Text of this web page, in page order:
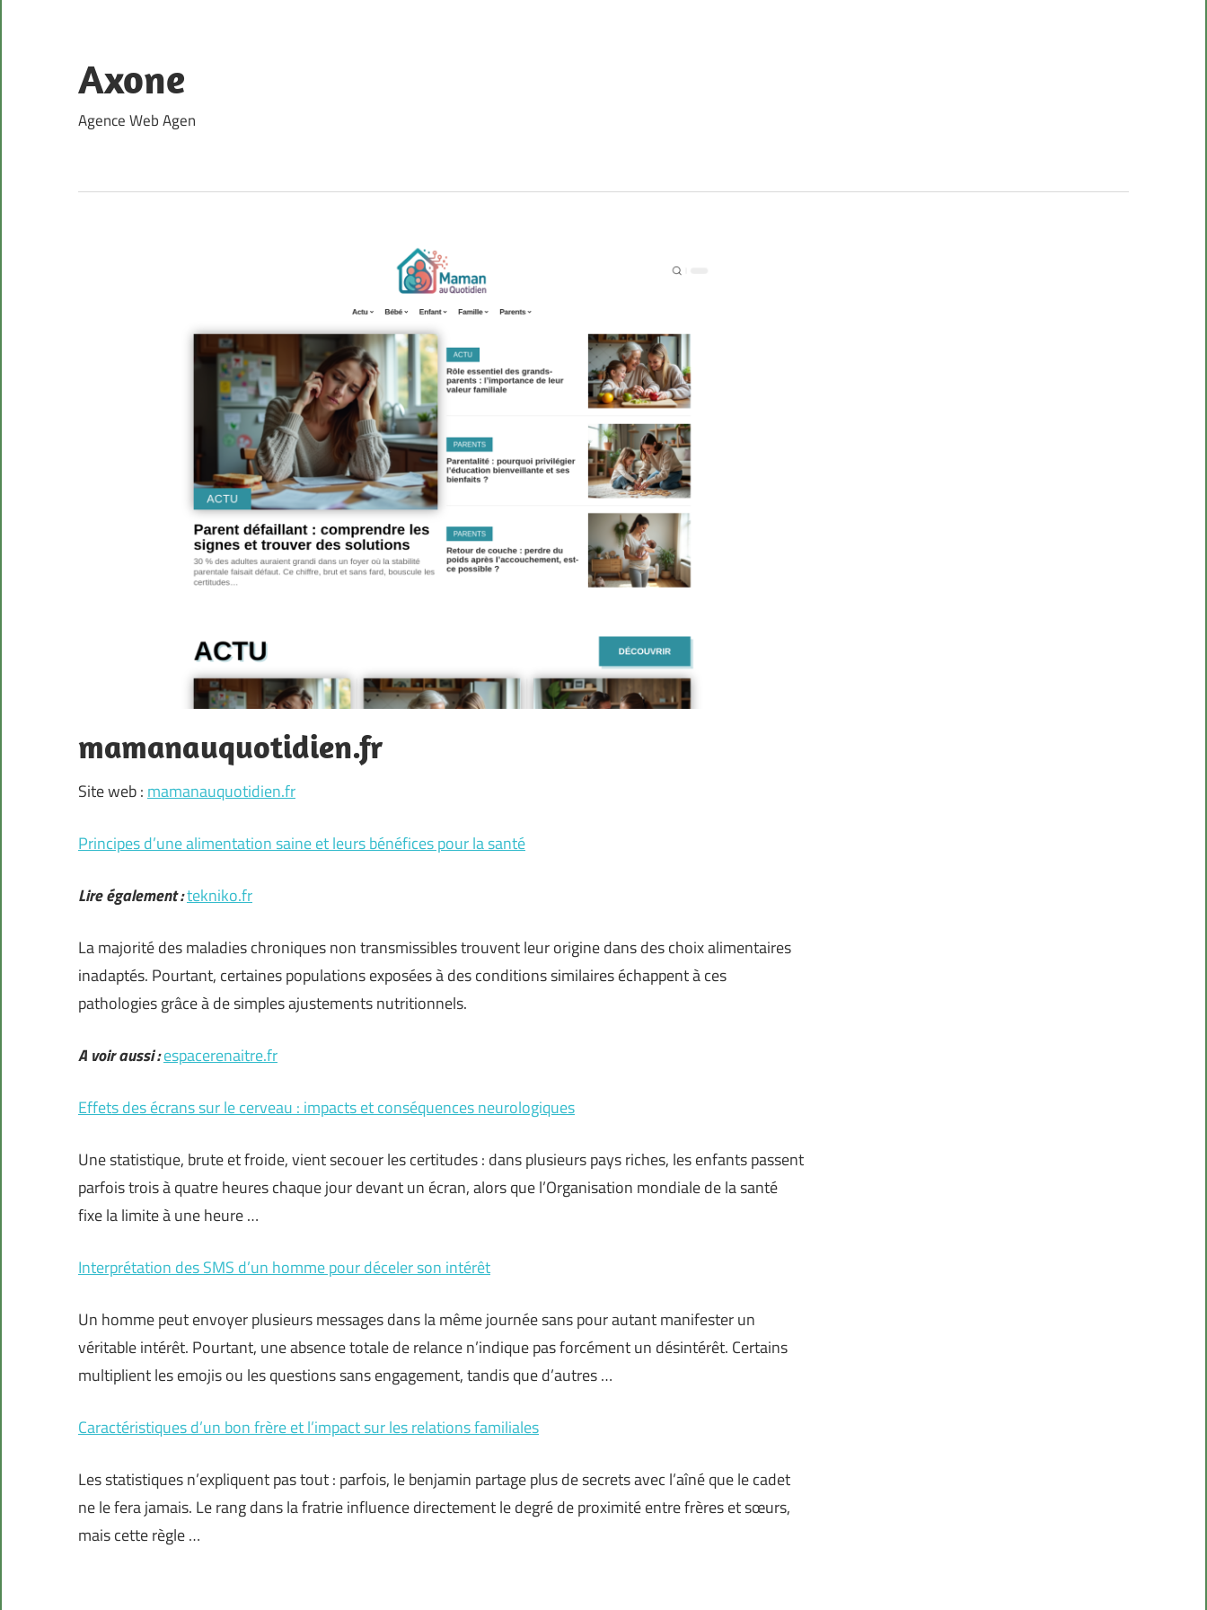
content
Axone
Agence Web Agen
mamanauquotidien.fr
Site web : mamanauquotidien.fr
Principes d’une alimentation saine et leurs bénéfices pour la santé
Lire également :tekniko.fr
La majorité des maladies chroniques non transmissibles trouvent leur origine dans des choix alimentaires
inadaptés. Pourtant, certaines populations exposées à des conditions similaires échappent à ces
pathologies grâce à de simples ajustements nutritionnels.
A voir aussi :espacerenaitre.fr
Effets des écrans sur le cerveau : impacts et conséquences neurologiques
Une statistique, brute et froide, vient secouer les certitudes : dans plusieurs pays riches, les enfants passent
parfois trois à quatre heures chaque jour devant un écran, alors que l’Organisation mondiale de la santé
fixe la limite à une heure …
Interprétation des SMS d’un homme pour déceler son intérêt
Un homme peut envoyer plusieurs messages dans la même journée sans pour autant manifester un
véritable intérêt. Pourtant, une absence totale de relance n’indique pas forcément un désintérêt. Certains
multiplient les emojis ou les questions sans engagement, tandis que d’autres …
Caractéristiques d’un bon frère et l’impact sur les relations familiales
Les statistiques n’expliquent pas tout : parfois, le benjamin partage plus de secrets avec l’aîné que le cadet
ne le fera jamais. Le rang dans la fratrie influence directement le degré de proximité entre frères et sœurs,
mais cette règle …